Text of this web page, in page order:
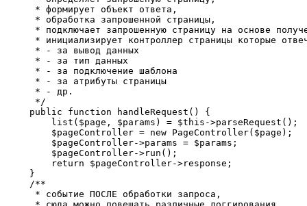
* формирует объект ответа,
* обработка запрошенной страницы,
* подключает запрошенную страницу на основе
* инициализирует контроллер страницы которые
* - за вывод данных
* - за тип данных
* - за подключение шаблона
* - за атрибуты страницы
* - др.
*/
public function handleRequest() {
list($page, $params) = $this->parseRequest();
$pageController = new PageController($page);
$pageController->params = $params;
$pageController->run();
return $pageController->response;
}
/**
* событие ПОСЛЕ обработки запроса,